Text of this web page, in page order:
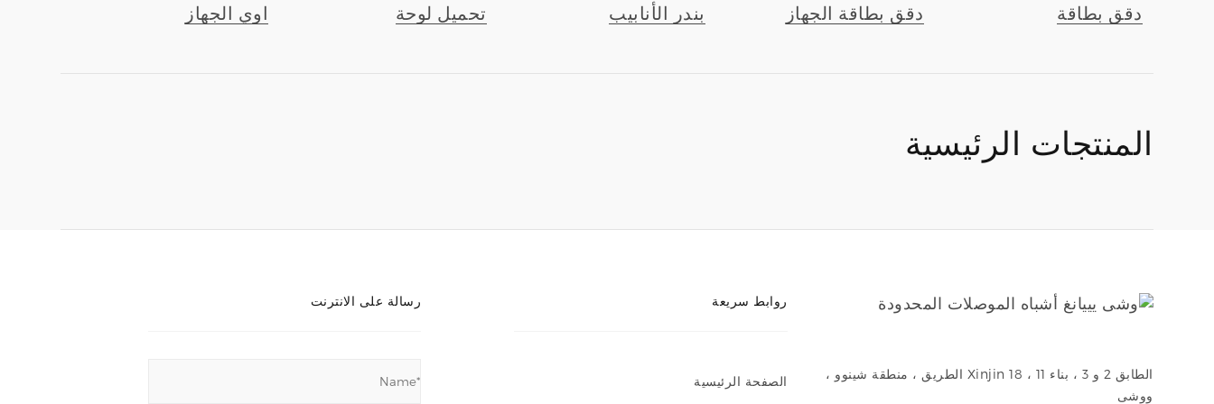
دقق بطاقة دقق بطاقة الجهاز بندر الأنابيب تحميل لوحة اوي الجهاز
المنتجات الرئيسية
الطابق 2 و 3 ، بناء 11 ، 18 Xinjin الطريق ، منطقة شينوو ،
ووشى
روابط سريعة
الصفحة الرئيسية
رسالة على الانترنت